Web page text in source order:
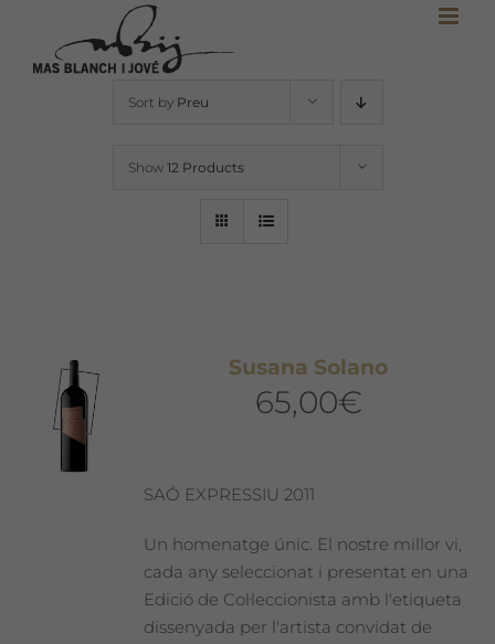
content
Sort by Preu
Show 12 Products
Susana Solano
65,00€
SAÓ EXPRESSIU 2011
Un homenatge únic. El nostre millor vi,
cada any seleccionat i presentat en una
Edició de Col·leccionista amb l'etiqueta
dissenyada per l'artista convidat de